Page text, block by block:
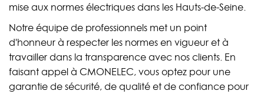
mise aux normes électriques dans les Hauts-de-Seine.
Notre équipe de professionnels met un point
d'honneur à respecter les normes en vigueur et à
travailler dans la transparence avec nos clients. En
faisant appel à CMONELEC, vous optez pour une
garantie de sécurité, de qualité et de confiance pour